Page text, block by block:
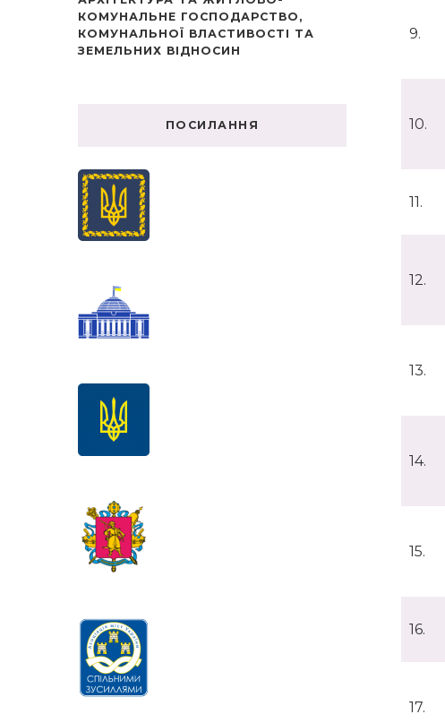
9.
10.
11.
12.
13.
14.
15.
16.
17.
КОМУНАЛЬНЕ ГОСПОДАРСТВО,
КОМУНАЛЬНОЇ ВЛАСТИВОСТІ ТА
ЗЕМЕЛЬНИХ ВІДНОСИН
ПОСИЛАННЯ